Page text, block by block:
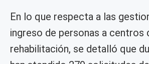
En lo que respecta a las
ingreso de personas a centros
rehabilitación, se detalló que